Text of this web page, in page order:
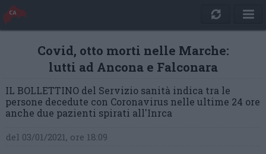
Covid, otto morti nelle Marche:
lutti ad Ancona e Falconara
IL BOLLETTINO del Servizio sanità indica tra le
persone decedute con Coronavirus nelle ultime 24 ore
anche due pazienti spirati all'Inrca
del 03/01/2021, ore 18:09